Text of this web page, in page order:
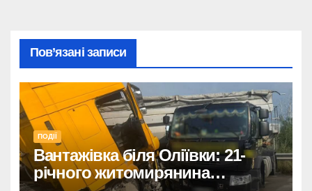
Пов’язані записи
ПОДІЇ
Вантажівка біля Оліївки: 21-
річного житомирянина